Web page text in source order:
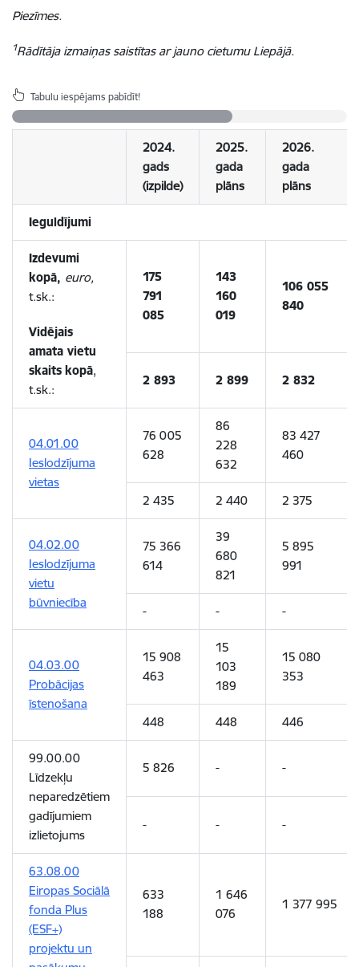
Piezīmes.
1Rādītāja izmaiņas saistītas ar jauno cietumu Liepājā.
Tabulu iespējams pabīdīt!
2024.
gads
(izpilde)
2025.
gada
plāns
2026.
gada
plāns
Ieguldījumi
Izdevumi
kopā, euro,
t.sk.:
Vidējais
amata vietu
skaits kopā,
t.sk.:
175
791
085
143
160
019
106 055
840
2 893 2 899 2 832
04.01.00
Ieslodzījuma
vietas
76 005
628
86
228
632
83 427
460
2 435 2 440 2 375
04.02.00
Ieslodzījuma
vietu
būvniecība
75 366
614
39
680
821
5 895
991
- - -
04.03.00
Probācijas
īstenošana
15 908
463
15
103
189
15 080
353
448 448 446
99.00.00
Līdzekļu
neparedzētiem
gadījumiem
izlietojums
5 826 - -
- - -
63.08.00
Eiropas Sociālā
fonda Plus
(ESF+)
projektu un
633
188
1 646
076
1 377 995